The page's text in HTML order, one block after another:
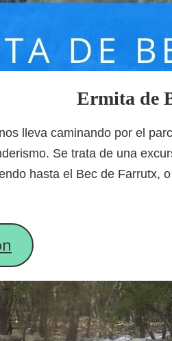
Ermita de
lleva caminando por el
Se trata de una
hasta el Bec de Farrutx,